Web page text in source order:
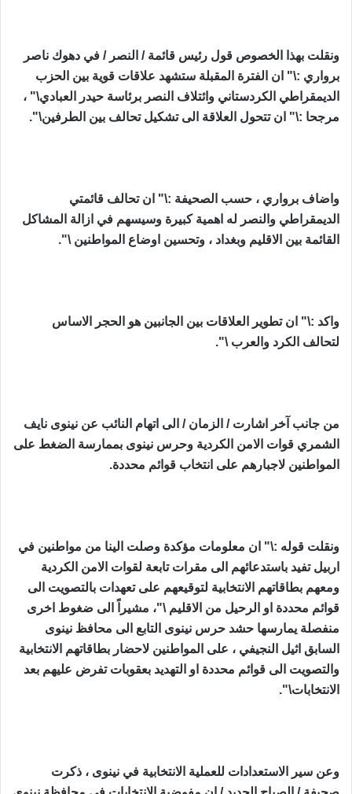
ونقلت بهذا الخصوص قول رئيس قائمة / النصر / في دهوك ناصر
برواري :\" ان ‏الفترة المقبلة ستشهد علاقات قوية بين الحزب
الديمقراطي الكردستاني وائتلاف ‏النصر برئاسة حيدر العبادي\" ،
مرجحا :\" ان تتحول العلاقة الى تشكيل تحالف بين ‏الطرفين\". ‏
واضاف برواري ، حسب الصحيفة :\" ان تحالف قائمتي
الديمقراطي والنصر له ‏اهمية كبيرة وسيسهم في ازالة المشاكل
القائمة بين الاقليم وبغداد ، وتحسين اوضاع ‏المواطنين \".‏
واكد :\" ان تطوير العلاقات بين الجانبين هو الحجر الاساس
لتحالف الكرد والعرب ‏‏\". ‏
من جانب آخر اشارت / الزمان / الى اتهام النائب عن نينوى نايف
الشمري قوات ‏الامن الكردية وحرس نينوى بممارسة الضغط على
المواطنين لاجبارهم على انتخاب ‏قوائم محددة. ‏
ونقلت قوله :\" ان معلومات مؤكدة وصلت الينا من مواطنين في
اربيل تفيد باستدعائهم ‏الى مقرات تابعة لقوات الامن الكردية
ومعهم بطاقاتهم الانتخابية لتوقيعهم على ‏تعهدات بالتصويت الى
قوائم محددة او الرحيل من الاقليم \"، مشيراً الى ضغوط ‏اخرى
منفصلة يمارسها حشد حرس نينوى التابع الى محافظ نينوى
السابق اثيل ‏النجيفي ، على المواطنين لاحضار بطاقاتهم الانتخابية
والتصويت الى قوائم محددة او ‏التهديد بعقوبات تفرض عليهم بعد
الانتخابات\".‏
وعن سير الاستعدادات للعملية الانتخابية في نينوى ، ذكرت